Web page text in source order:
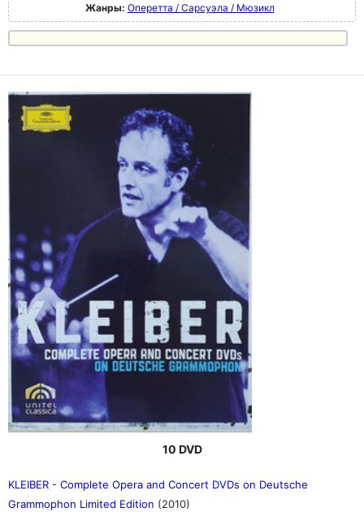
Жанры: Оперетта / Сарсуэла / Мюзикл
10 DVD
KLEIBER - Complete Opera and Concert DVDs on Deutsche
Grammophon Limited Edition (2010)